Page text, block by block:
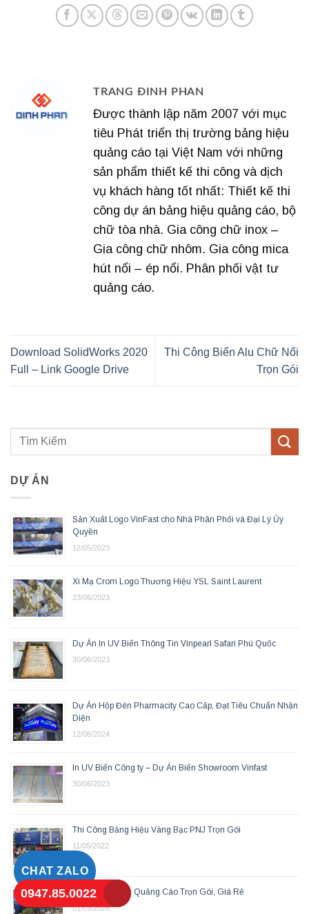
CHAT ZALO
0947.85.0022
TRANG ĐINH PHAN
Được thành lập năm 2007 với mục
tiêu Phát triển thị trường bảng hiệu
quảng cáo tại Việt Nam với những
sản phẩm thiết kế thi công và dịch
vụ khách hàng tốt nhất: Thiết kế thi
công dự án bảng hiệu quảng cáo, bộ
chữ tòa nhà. Gia công chữ inox –
Gia công chữ nhôm. Gia công mica
hút nổi – ép nổi. Phân phối vật tư
quảng cáo.
Download SolidWorks 2020
Full – Link Google Drive
Thi Công Biển Alu Chữ Nổi
Trọn Gói
DỰ ÁN
Sản Xuất Logo VinFast cho Nhà Phân Phối và Đại Lý Ủy
Quyền
12/05/2023
Xi Mạ Crom Logo Thương Hiệu YSL Saint Laurent
23/06/2023
Dự Án In UV Biển Thông Tin Vinpearl Safari Phú Quốc
30/06/2023
Dự Án Hộp Đèn Pharmacity Cao Cấp, Đạt Tiêu Chuẩn Nhận
Diện
12/06/2024
In UV Biển Công ty – Dự Án Biển Showroom Vinfast
30/06/2023
Thi Công Bảng Hiệu Vàng Bạc PNJ Trọn Gói
11/05/2022
Làm Bảng Hiệu Quảng Cáo Trọn Gói, Giá Rẻ
01/03/2026